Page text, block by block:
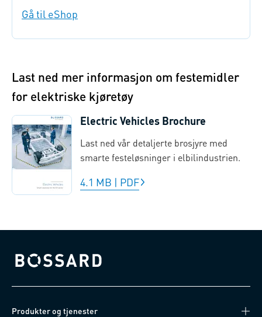
Gå til eShop
Last ned mer informasjon om festemidler
for elektriske kjøretøy
Electric Vehicles Brochure
Last ned vår detaljerte brosjyre med
smarte festeløsninger i elbilindustrien.
4.1 MB | PDF
Bossard homepage
Produkter og tjenester